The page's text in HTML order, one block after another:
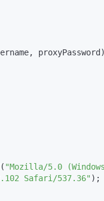
proxyPassword)
"Mozilla/5.0
Safari/537.36" );